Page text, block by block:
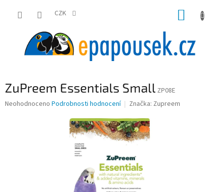
CZK
ZuPreem Essentials Small ZP08E
Průměrné
Neohodnoceno Podrobnosti hodnocení Značka: Zupreem